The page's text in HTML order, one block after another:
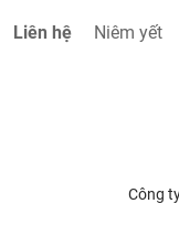
Liên hệ Niêm yết
Công
SẢN
Cổ phiếu